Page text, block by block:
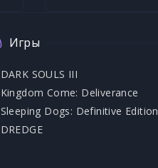
Игры
DARK SOULS III
Kingdom Come: Deliverance
Sleeping Dogs: Definitive Edition
DREDGE